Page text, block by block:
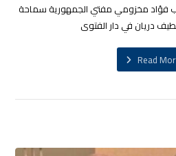
فؤاد مخزومي مفتي الجمهورية سماحة
Read